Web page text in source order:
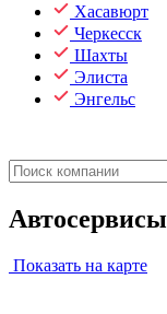
Хасавюрт
Черкесск
Шахты
Элиста
Энгельс
Автосервисы
Показать на карте